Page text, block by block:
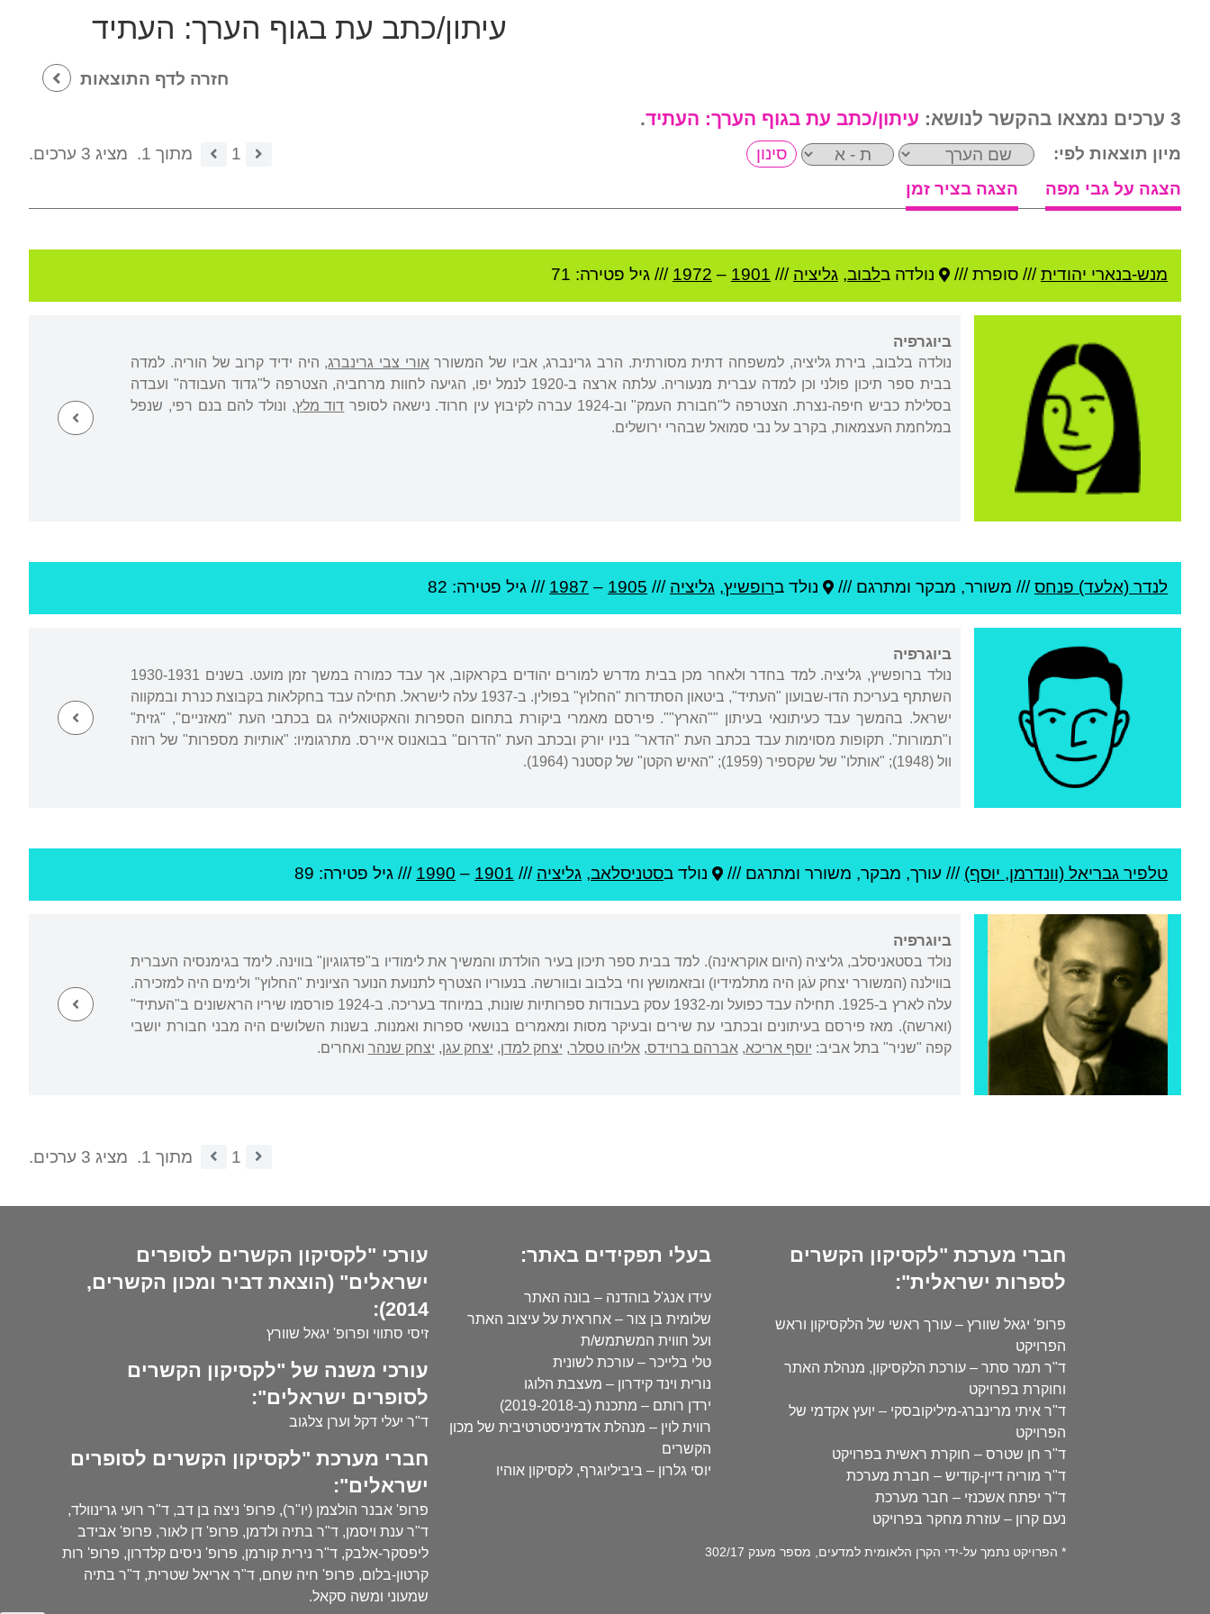
עיתון/כתב עת בגוף הערך: העתיד
חזרה לדף התוצאות
3 ערכים נמצאו בהקשר לנושא: עיתון/כתב עת בגוף הערך: העתיד.
מיון תוצאות לפי: 1 מתוך 1.
מציג 3 ערכים.
הצגה על גבי מפה
הצגה בציר זמן
מנש-בנארי יהודית/// סופרת /// נולדה בלבוב, גליציה ///
1901
–
1972 /// גיל פטירה: 71
ביוגרפיה
נולדה בלבוב, בירת גליציה, למשפחה דתית מסורתית. הרב גרינברג, אביו של המשורראורי צבי גרינברג, היה ידיד קרוב של הוריה. למדה
בבית ספר תיכון פולני וכן למדה עברית מנעוריה. עלתה ארצה ב-1920 לנמל יפו, הגיעה לחוות מרחביה, הצטרפה ל"גדוד העבודה" ועבדה
בסלילת כביש חיפה-נצרת. הצטרפה ל"חבורת העמק" וב-1924 עברה לקיבוץ עין חרוד. נישאה לסופר
דוד מלץ, ונולד להם בנם רפי, שנפל
במלחמת העצמאות, בקרב על נבי סמואל שבהרי ירושלים.
לנדר (אלעד) פנחס/// משורר, מבקר ומתרגם /// נולד ברופשיץ, גליציה ///
1905
–
1987 /// גיל פטירה: 82
ביוגרפיה
נולד ברופשיץ, גליציה. למד בחדר ולאחר מכן בבית מדרש למורים יהודים בקראקוב, אך עבד כמורה במשך זמן מועט. בשנים 1930-1931
השתתף בעריכת הדו-שבועון "העתיד", ביטאון הסתדרות "החלוץ" בפולין. ב-1937 עלה לישראל. תחילה עבד בחקלאות בקבוצת כנרת ובמקווה
ישראל. בהמשך עבד כעיתונאי בעיתון ""הארץ"". פירסם מאמרי ביקורת בתחום הספרות והאקטואליה גם בכתבי העת "מאזניים", "גזית"
ו"תמורות". תקופות מסוימות עבד בכתב העת "הדאר" בניו יורק ובכתב העת "הדרום" בבואנוס איירס. מתרגומיו: "אותיות מספרות" של רוזה
וול (1948); "אותלו" של שקספיר (1959); "האיש הקטן" של קסטנר (1964).
טלפיר גבריאל (וונדרמן, יוסף) /// עורך, מבקר, משורר ומתרגם /// נולד בסטניסלאב, גליציה ///
1901
–
1990 /// גיל פטירה: 89
ביוגרפיה
נולד בסטאניסלב, גליציה (היום אוקראינה). למד בבית ספר תיכון בעיר הולדתו והמשיך את לימודיו ב"פדגוגיון" בווינה. לימד בגימנסיה העברית
בווילנה (המשורר יצחק עֹגן היה מתלמידיו) ובזאמושץ וחי בלבוב ובוורשה. בנעוריו הצטרף לתנועת הנוער הציונית "החלוץ" ולימים היה למזכירה.
עלה לארץ ב-1925. תחילה עבד כפועל ומ-1932 עסק בעבודות ספרותיות שונות, במיוחד בעריכה. ב-1924 פורסמו שיריו הראשונים ב"העתיד"
(וארשה). מאז פירסם בעיתונים ובכתבי עת שירים ובעיקר מסות ומאמרים בנושאי ספרות ואמנות. בשנות השלושים היה מבני חבורת יושבי
קפה "שניר" בתל אביב: יוסף אריכא,אברהם ברוידס,אליהו טסלר, יצחק למדן, יצחק עגן, יצחק שנהר ואחרים.
1 מתוך 1. מציג 3 ערכים.
חברי מערכת "לקסיקון הקשרים
לספרות ישראלית":
פרופ' יגאל שוורץ – עורך ראשי של הלקסיקון וראש
הפרויקט
ד"ר תמר סתר – עורכת הלקסיקון, מנהלת האתר
וחוקרת בפרויקט
ד"ר איתי מרינברג-מיליקובסקי – יועץ אקדמי של
הפרויקט
ד"ר חן שטרס – חוקרת ראשית בפרויקט
ד"ר מוריה דיין-קודיש – חברת מערכת
ד"ר יפתח אשכנזי – חבר מערכת
נעם קרון – עוזרת מחקר בפרויקט
בעלי תפקידים באתר:
עידו אנג'ל בוהדנה – בונה האתר
שלומית בן צור – אחראית על עיצוב האתר
ועל חווית המשתמש/ת
טלי בלייכר – עורכת לשונית
נורית וינד קידרון – מעצבת הלוגו
ירדן רותם – מתכנת (ב-2019-2018)
רווית לוין – מנהלת אדמיניסטרטיבית של מכון
הקשרים
יוסי גלרון – ביביליוגרף, לקסיקון אוהיו
* הפרויקט נתמך על-ידי הקרן הלאומית למדעים, מספר מענק 302/17
עורכי "לקסיקון הקשרים לסופרים
ישראלים" (הוצאת דביר ומכון הקשרים,
2014):
זיסי סתווי ופרופ' יגאל שוורץ
עורכי משנה של "לקסיקון הקשרים
לסופרים ישראלים":
ד"ר יעלי דקל וערן צלגוב
חברי מערכת "לקסיקון הקשרים לסופרים
ישראלים":
פרופ' אבנר הולצמן (יו"ר), פרופ' ניצה בן דב, ד"ר רועי גרינוולד,
ד"ר ענת ויסמן, ד"ר בתיה ולדמן, פרופ' דן לאור, פרופ' אבידב
ליפסקר-אלבק, ד"ר נירית קורמן, פרופ' ניסים קלדרון, פרופ' רות
קרטון-בלום, פרופ' חיה שחם, ד"ר אריאל שטרית, ד"ר בתיה
שמעוני ומשה סקאל.